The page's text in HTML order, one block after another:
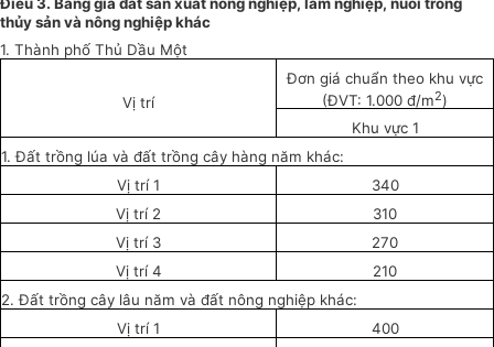
thủy sản và nông nghiệp khác
1. Thành phố Thủ Dầu Một
Vị trí
Đơn giá chuẩn theo khu vực
(ĐVT: 1.000 đ/m2)
Khu vực 1
1. Đất trồng lúa và đất trồng cây hàng năm khác:
Vị trí 1
340
Vị trí 2
310
Vị trí 3
270
Vị trí 4
210
2. Đất trồng cây lâu năm và đất nông nghiệp khác:
Vị trí 1
400